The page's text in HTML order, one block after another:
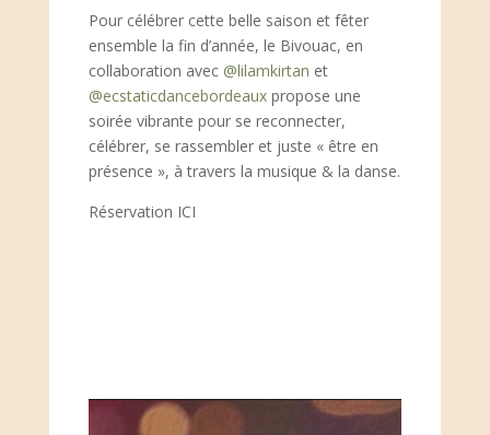
Pour célébrer cette belle saison et fêter
ensemble la fin d’année, le Bivouac, en
collaboration avec @lilamkirtan et
@ecstaticdancebordeauxpropose une
soirée vibrante pour se reconnecter,
célébrer, se rassembler et juste « être en
présence », à travers la musique & la danse.
Réservation ICI